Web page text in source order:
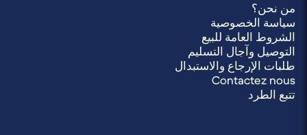
من نحن؟
سياسة الخصوصية
الشروط العامة للبيع
التوصيل وآجال التسليم
طلبات الإرجاع والاستبدال
Contactez nous
تتبع الطرد